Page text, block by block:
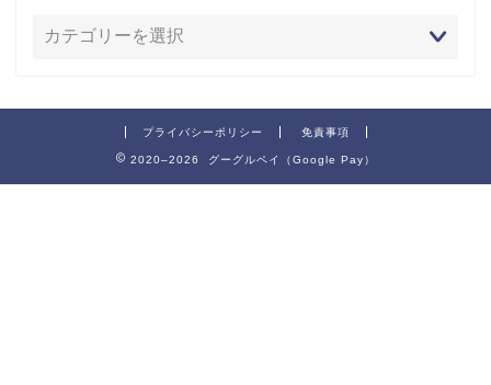
プライバシーポリシー 免責事項
2020–2026 グーグルペイ（Google Pay）